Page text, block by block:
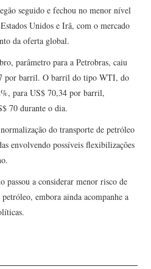
seguido e fechou no menor nível
Unidos e Irã, com o mercado
da oferta global.
parâmetro para a Petrobras, caiu
por barril. O barril do tipo WTI, do
para US$ 70,34 por barril,
70 durante o dia.
do transporte de petróleo
envolvendo possíveis flexibilizações
passou a considerar menor risco de
embora ainda acompanhe a